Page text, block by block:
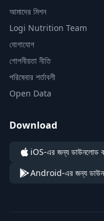
আমাদের মিশন
Logi Nutrition Team
যোগাযোগ
গোপনীয়তা নীতি
পরিষেবার শর্তাবলী
Open Data
Download
iOS-এর জন্য ডাউনলোড
Android-এর জন্য